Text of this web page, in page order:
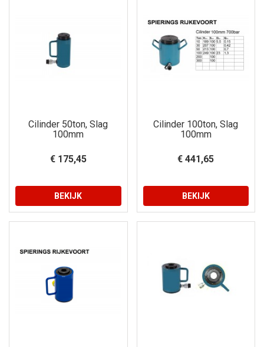
Cilinder 50ton, Slag
100mm
€ 175,45
BEKIJK
Cilinder 100ton, Slag
100mm
€ 441,65
BEKIJK